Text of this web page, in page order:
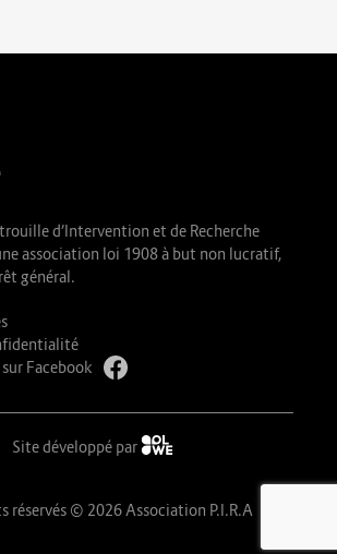
d’Intervention et de Recherche
association loi 1908 à but non lucratif,
général.
Facebook
Site développé par
réservés © 2026 Association P.I.R.A